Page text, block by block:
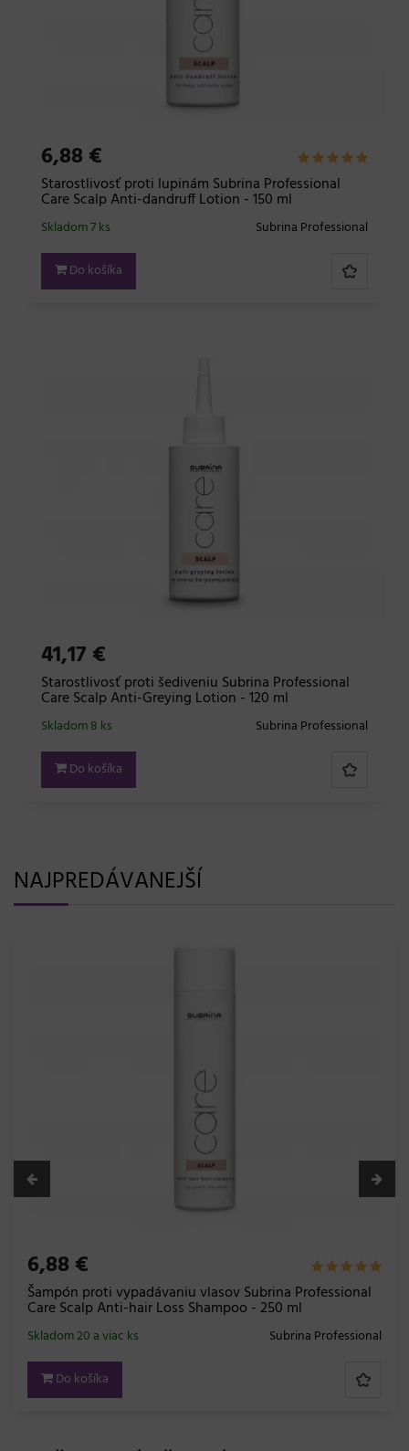
6,88 €
Starostlivosť proti lupinám Subrina Professional
Care Scalp Anti-dandruff Lotion - 150 ml
Subrina Professional
Skladom 7 ks
Do košíka
41,17 €
Starostlivosť proti šediveniu Subrina Professional
Care Scalp Anti-Greying Lotion - 120 ml
Subrina Professional
Skladom 8 ks
Do košíka
NAJPREDÁVANEJŠÍ
6,88 €
Šampón proti vypadávaniu vlasov Subrina Professional
Care Scalp Anti-hair Loss Shampoo - 250 ml
Subrina Professional
Skladom 20 a viac ks
Do košíka